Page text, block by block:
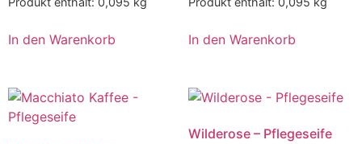
In den Warenkorb In den Warenkorb
Wilderose – Pflegeseife